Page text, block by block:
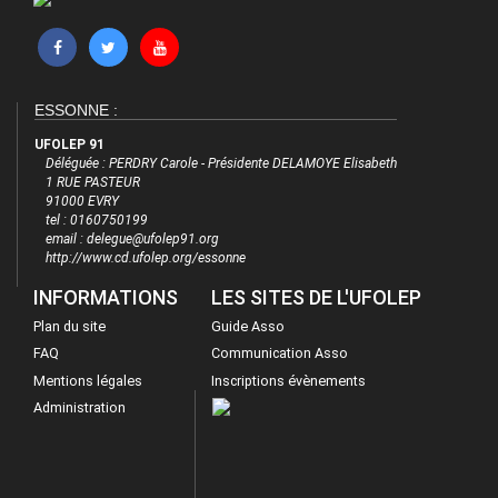
ESSONNE :
UFOLEP 91
Déléguée : PERDRY Carole - Présidente DELAMOYE Elisabeth
1 RUE PASTEUR
91000 EVRY
tel : 0160750199
email : delegue@ufolep91.org
http://www.cd.ufolep.org/essonne
INFORMATIONS
Plan du site
FAQ
Mentions légales
Administration
LES SITES DE L'UFOLEP
Guide Asso
Communication Asso
Inscriptions évènements